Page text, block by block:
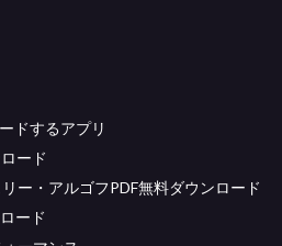
ドするアプリ
ード
ー・アルゴフPDF無料ダウンロード
ード